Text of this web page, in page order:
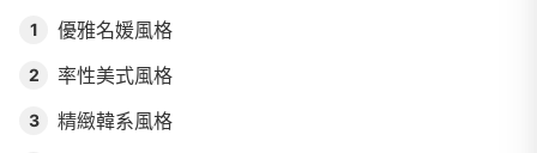
1 優雅名媛風格
2 率性美式風格
3 精緻韓系風格